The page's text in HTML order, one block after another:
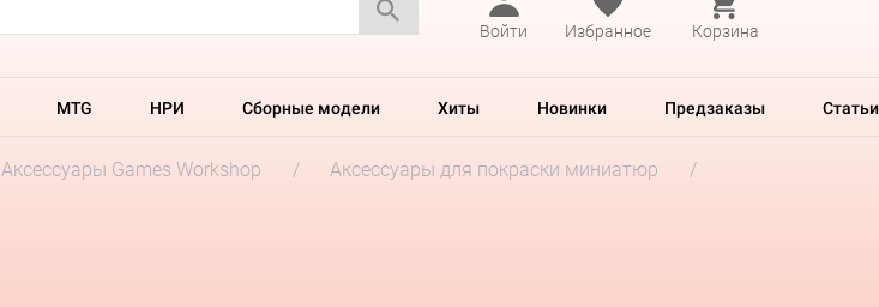
Войти
Избранное Корзина
MTG НРИ Сборные модели Хиты Новинки Предзаказы Статьи
Аксессуары Games Workshop
Аксессуары для покраски миниатюр